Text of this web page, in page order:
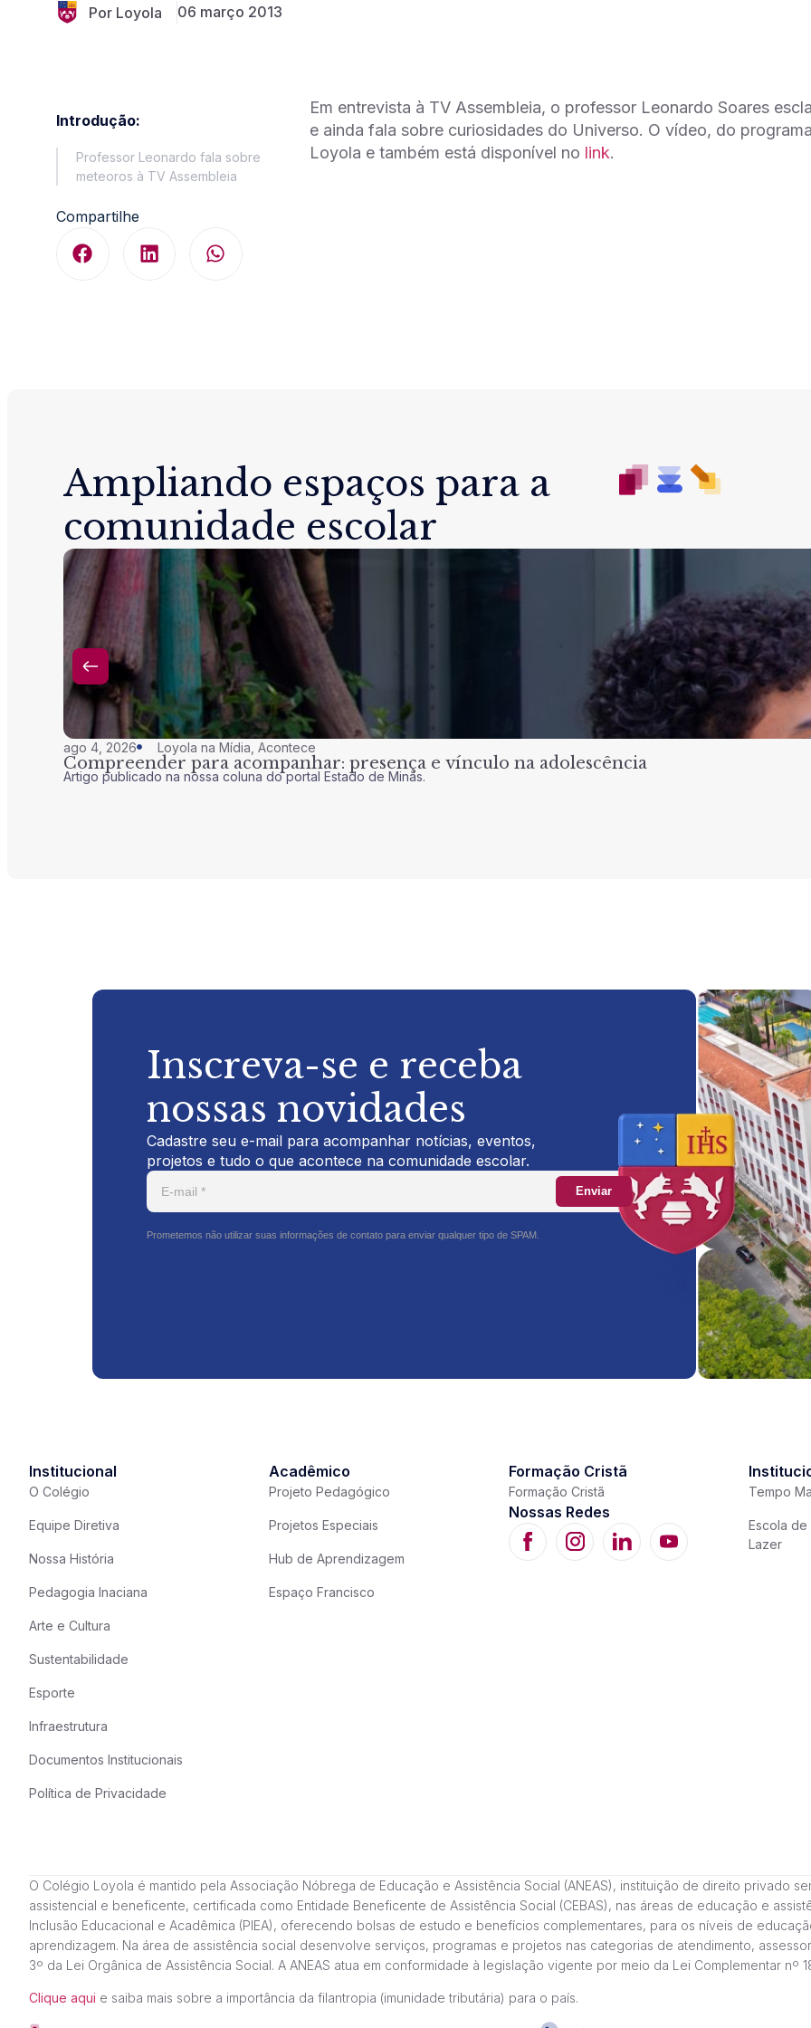
Por Loyola 06 março 2013
Introdução:
Professor Leonardo fala sobre
meteoros à TV Assembleia
Compartilhe
Em entrevista à TV Assembleia, o professor Leonardo Soares
e ainda fala sobre curiosidades do Universo. O vídeo, do
Loyola e também está disponível no link.
Ampliando espaços para a
comunidade escolar
ago 4, 2026 Loyola na Mídia Acontece
Compreender para acompanhar: presença e vínculo na adolescência
Artigo publicado na nossa coluna do portal Estado de Minas.
Inscreva-se e receba
nossas novidades
Cadastre seu e-mail para acompanhar notícias, eventos,
projetos e tudo o que acontece na comunidade escolar.
Enviar
Prometemos não utilizar suas informações de contato para enviar qualquer tipo de SPAM.
Institucional
O Colégio
Equipe Diretiva
Nossa História
Pedagogia Inaciana
Arte e Cultura
Sustentabilidade
Esporte
Infraestrutura
Documentos Institucionais
Política de Privacidade
Acadêmico
Projeto Pedagógico
Projetos Especiais
Hub de Aprendizagem
Espaço Francisco
Formação Cristã
Formação Cristã
Nossas Redes
Tempo
Escola de
Lazer
O Colégio Loyola é mantido pela Associação Nóbrega de Educação e Assistência Social (ANEAS), instituição de direito privado
assistencial e beneficente, certificada como Entidade Beneficente de Assistência Social (CEBAS), nas áreas de educação e
Inclusão Educacional e Acadêmica (PIEA), oferecendo bolsas de estudo e benefícios complementares, para os níveis de
aprendizagem. Na área de assistência social desenvolve serviços, programas e projetos nas categorias de atendimento,
3º da Lei Orgânica de Assistência Social. A ANEAS atua em conformidade à legislação vigente por meio da Lei Complementar nº
Clique aqui e saiba mais sobre a importância da filantropia (imunidade tributária) para o país.